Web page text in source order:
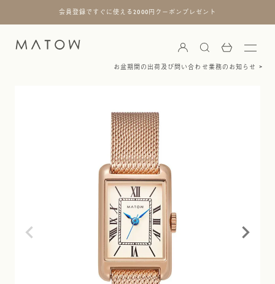
会員登録ですぐに使える2000円クーポンプレゼント
お盆期間の出荷及び問い合わせ業務のお知らせ